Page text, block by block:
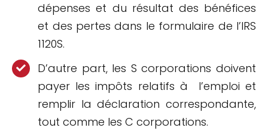
dépenses et du résultat des bénéfices
et des pertes dans le formulaire de l’IRS
1120S.
D’autre part, les S corporations doivent
payer les impôts relatifs à l’emploi et
remplir la déclaration correspondante,
tout comme les C corporations.